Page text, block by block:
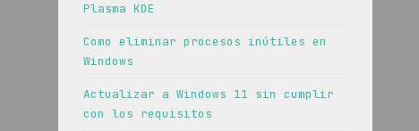
Plasma KDE
Como eliminar procesos inútiles en
Windows
Actualizar a Windows 11 sin cumplir
con los requisitos